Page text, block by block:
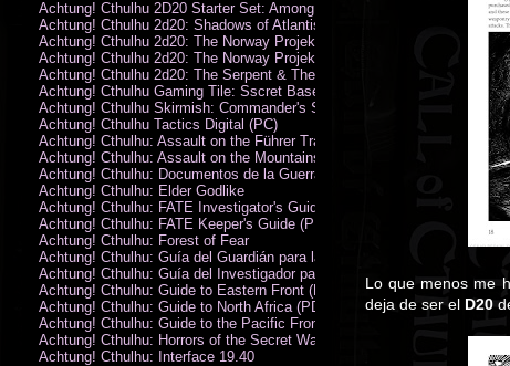
Lo que menos me
deja de ser el D20
Achtung! Cthulhu 2D20 Starter Set: Among the Wolves (PDF)
Achtung! Cthulhu 2d20: Shadows of Atlantis
Achtung! Cthulhu 2d20: The Norway Projekt
Achtung! Cthulhu 2d20: The Norway Projekt (PDF)
Achtung! Cthulhu 2d20: The Serpent & The Sands
Achtung! Cthulhu Gaming Tile: Sscret Base & Icy Ruins
Achtung! Cthulhu Skirmish: Commander's Set
Achtung! Cthulhu Tactics Digital (PC)
Achtung! Cthulhu: Assault on the Führer Train
Achtung! Cthulhu: Assault on the Mountains of Madness
Achtung! Cthulhu: Documentos de la Guerra Secreta
Achtung! Cthulhu: Elder Godlike
Achtung! Cthulhu: FATE Investigator's Guide (PDF)
Achtung! Cthulhu: FATE Keeper's Guide (PDF)
Achtung! Cthulhu: Forest of Fear
Achtung! Cthulhu: Guía del Guardián para la Guerra Secreta
Achtung! Cthulhu: Guía del Investigador para la Guerra Secreta
Achtung! Cthulhu: Guide to Eastern Front (PDF)
Achtung! Cthulhu: Guide to North Africa (PDF)
Achtung! Cthulhu: Guide to the Pacific Front
Achtung! Cthulhu: Horrors of the Secret War
Achtung! Cthulhu: Interface 19.40